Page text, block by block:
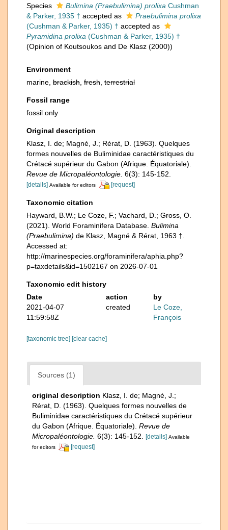
Species
Bulimina (Praebulimina) prolixa Cushman
& Parker, 1935 † accepted as
Praebulimina prolixa
(Cushman & Parker, 1935) † accepted as
Pyramidina prolixa (Cushman & Parker, 1935) †
(Opinion of Koutsoukos and De Klasz (2000))
Environment
marine, brackish fresh terrestrial
Fossil range
fossil only
Original description
Klasz, I. de; Magné, J.; Rérat, D. (1963). Quelques
formes nouvelles de Buliminidae caractéristiques du
Crétacé supérieur du Gabon (Afrique. Équatoriale).
Revue de Micropaléontologie. 6(3): 145-152.
[details] Available for editors [request]
Taxonomic citation
Hayward, B.W.; Le Coze, F.; Vachard, D.; Gross, O.
(2021). World Foraminifera Database. Bulimina
(Praebulimina) de Klasz, Magné & Rérat, 1963 †.
Accessed at:
http://marinespecies.org/foraminifera/aphia.php?
p=taxdetails&id=1502167 on 2026-07-01
Taxonomic edit history
Date
action
by
2021-04-07
11:59:58Z
created
Le Coze,
François
[taxonomic tree] [clear cache]
Sources (1)
original description Klasz, I. de; Magné, J.;
Rérat, D. (1963). Quelques formes nouvelles de
Buliminidae caractéristiques du Crétacé supérieur
du Gabon (Afrique. Équatoriale). Revue de
Micropaléontologie. 6(3): 145-152. [details] Available
for editors
[request]